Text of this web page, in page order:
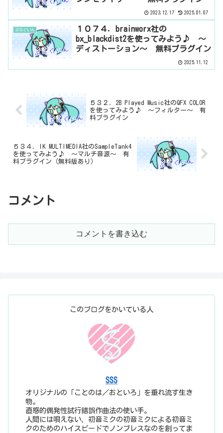
2023.12.17 2025.01.07
ぷらぐいん
１０７４．brainworx社の
bx_blackdist2を使ってみよう♪ ～
ディストーション～ 無料プラグイン
2025.11.12
５３２．2B Played Music社のQFX COLOR
を使ってみよう♪ ～フィルター～ 有
料プラグイン
５３４．IK MULTIMEDIA社のSampleTank4
を使ってみよう♪ ～マルチ音源～ 有
料プラグイン（無料版あり）
コメント
コメントを書き込む
このブログをかいている人
SSS
オリジナルの「ことのは／おといろ」を垂れ流す生き
物。
直感的偶発性試行錯誤作曲法の使い手。
人間には唄えない、初音ミクの初音ミクによる初音ミ
クのためのハイスピードでノンブレスなのを創ってま